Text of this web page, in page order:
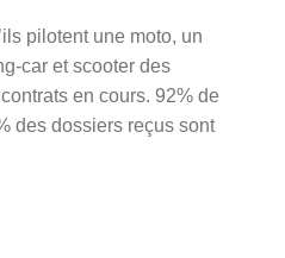
pilotent une moto, un
car et scooter des
en cours. 92% de
des dossiers reçus sont